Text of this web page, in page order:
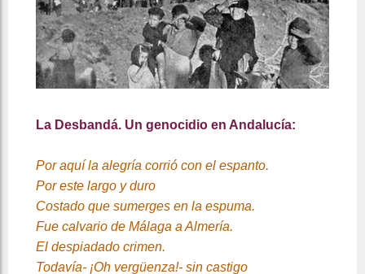
La Desbandá. Un genocidio en Andalucía:
Por aquí la alegría corrió con el espanto.
Por este largo y duro
Costado que sumerges en la espuma.
Fue calvario de Málaga a Almería.
El despiadado crimen.
Todavía- ¡Oh vergüenza!- sin castigo